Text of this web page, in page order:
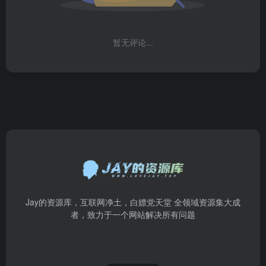
暂无评论...
Jay的资源库，互联网净土，白嫖党天堂 全领域资源集大成
者，致力于一个网站解决所有问题